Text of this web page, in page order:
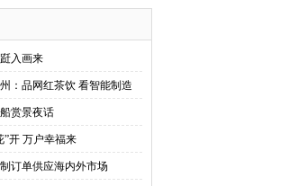
入画来
：品网红茶饮 看智能制造
赏景夜话
”开 万户幸福来
订单供应海内外市场